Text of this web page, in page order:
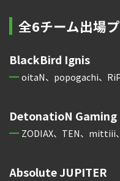
全6チーム出場
BlackBird Ignis
oitaN、popogachi、
DetonatioN Gaming
ZODIAX、TEN、mittiii
Absolute JUPITER